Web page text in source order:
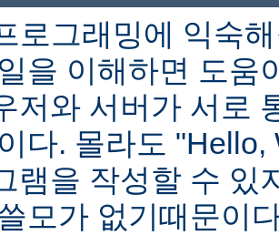
로그래밍에 익숙
을 이해하면 도움
저와 서버가 서로
다. 몰라도
램을 작성할 수 있
모가 없기때문이